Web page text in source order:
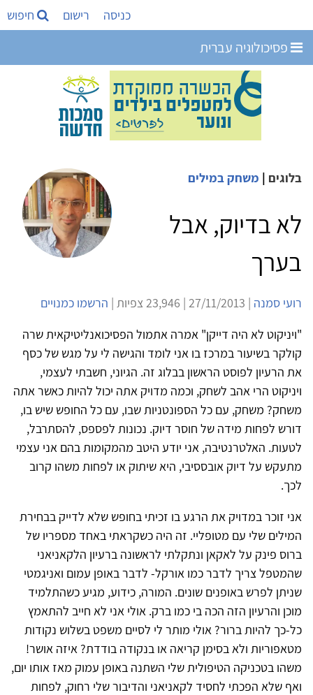
כניסה רישום חיפוש
פסיכולוגיה עברית
בלוגים | משחק במילים
לא בדיוק, אבל
בערך
רועי סמנה | 27/11/2013 | 23,946 צפיות |
הרשמו כמנויים
"ויניקוט לא היה דייקן" אמרה אתמול הפסיכואנליטיקאית שרה
קולקר בשיעור במרכז בו אני לומד והגישה לי על מגש של כסף
את הרעיון לפוסט הראשון בבלוג זה. הגיוני, חשבתי לעצמי,
ויניקוט הרי אהב לשחק, וכמה מדויק אתה יכול להיות כאשר אתה
משחק? משחק, עם כל הספונטניות שבו, עם כל החופש שיש בו,
דורש לפחות מידה של חוסר דיוק. נכונות לפספס, להסתרבל,
לטעות. האלטרנטיבה, אני יודע היטב מהמקומות בהם אני עצמי
מתעקש על דיוק אובססיבי, היא שיתוק או לפחות משהו קרוב
לכך.
אני זוכר במדויק את הרגע בו זכיתי בחופש שלא לדייק בבחירת
המילים שלי עם מטופליי. זה היה כשקראתי באחד מספריו של
ברוס פינק על לאקאן ונתקלתי לראשונה ברעיון הלקאניאני
שהמטפל צריך לדבר כמו אורקל- לדבר באופן עמום ואניגמטי
שניתן לפרש באופנים שונים. המורה, כידוע, מגיע כשהתלמיד
מוכן והרעיון הזה הכה בי כמו ברק. אולי אני לא חייב להתאמץ
כל-כך להיות ברור? אולי מותר לי לסיים משפט בשלוש נקודות
מטאפוריות ולא בסימן קריאה או בנקודה בודדת? איזה אושר!
משהו בטכניקה הטיפולית שלי השתנה באופן עמוק מאז אותו יום,
ואף שלא הפכתי לחסיד לקאניאני והדיבור שלי רחוק, לפחות